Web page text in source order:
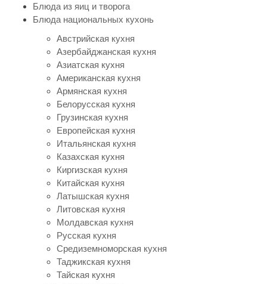
Блюда из яиц и творога
Блюда национальных кухонь
Австрийская кухня
Азербайджанская кухня
Азиатская кухня
Американская кухня
Армянская кухня
Белорусская кухня
Грузинская кухня
Европейская кухня
Итальянская кухня
Казахская кухня
Киргизская кухня
Китайская кухня
Латышская кухня
Литовская кухня
Молдавская кухня
Русская кухня
Средиземноморская кухня
Таджикская кухня
Тайская кухня